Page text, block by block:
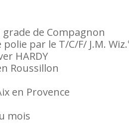
grade de Compagnon
par le T/C/F/ J.M.
HARDY
Roussillon
en Provence
mois